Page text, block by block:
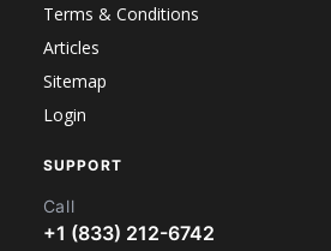
Terms & Conditions
Articles
Sitemap
Login
SUPPORT
Call
+1 (833) 212-6742